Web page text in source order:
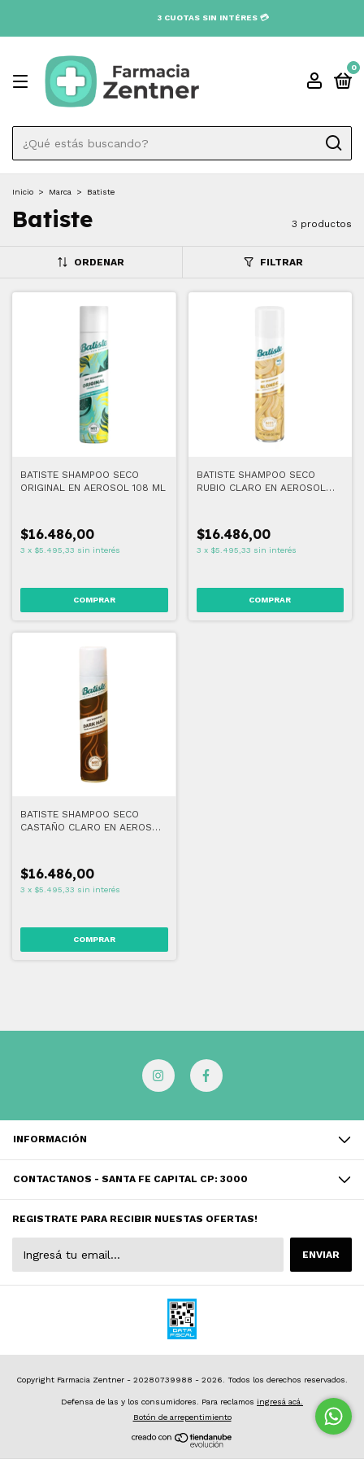
0
Inicio > Marca > Batiste
Batiste 3 productos
ORDENAR FILTRAR
BATISTE SHAMPOO SECO
ORIGINAL EN AEROSOL 108 ML
$16.486,00
3 x $5.495,33 sin interés
BATISTE SHAMPOO SECO
RUBIO CLARO EN AEROSOL
$16.486,00
3 x $5.495,33 sin interés
BATISTE SHAMPOO SECO
CASTAÑO CLARO EN AEROSOL
$16.486,00
3 x $5.495,33 sin interés
INFORMACIÓN
CONTACTANOS - SANTA FE CAPITAL CP: 3000
REGISTRATE PARA RECIBIR NUESTAS OFERTAS!
Copyright Farmacia Zentner - 20280739988 - 2026. Todos los derechos reservados.
Defensa de las y los consumidores. Para reclamos ingresá acá.
Botón de arrepentimiento